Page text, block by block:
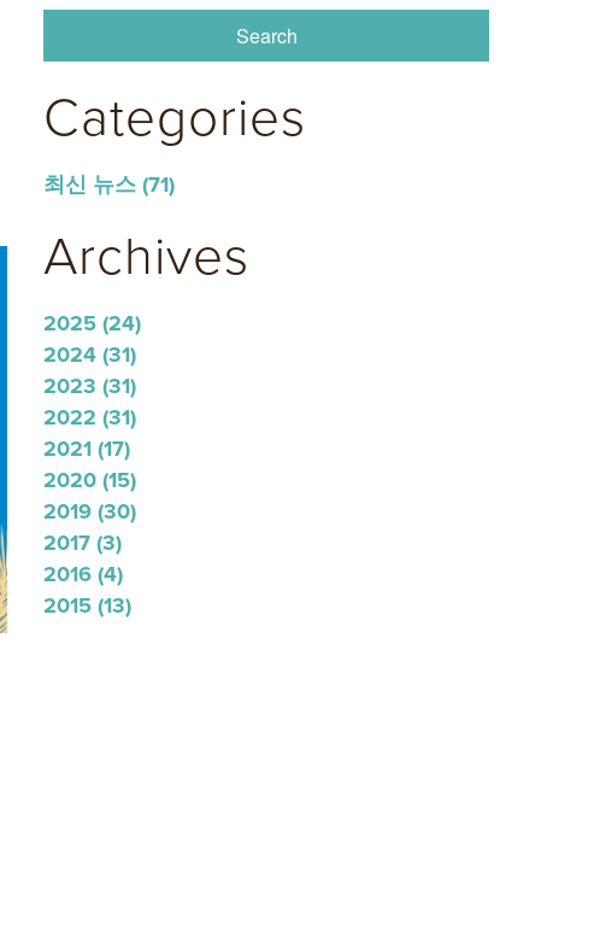
Categories
최신 뉴스(71)
Archives
2025(24)
2024(31)
2023(31)
2022(31)
2021(17)
2020(15)
2019(30)
2017(3)
2016(4)
2015(13)